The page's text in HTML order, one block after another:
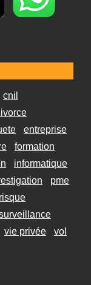
cnil
entreprise
formation
informatique
pme
risque
vie privée
vol